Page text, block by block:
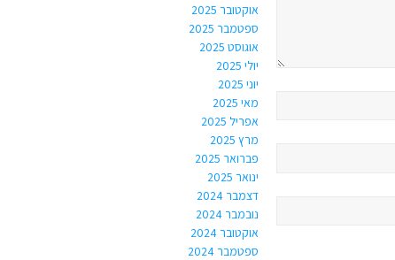
אוקטובר 2025
ספטמבר 2025
אוגוסט 2025
יולי 2025
יוני 2025
מאי 2025
אפריל 2025
מרץ 2025
פברואר 2025
ינואר 2025
דצמבר 2024
נובמבר 2024
אוקטובר 2024
ספטמבר 2024